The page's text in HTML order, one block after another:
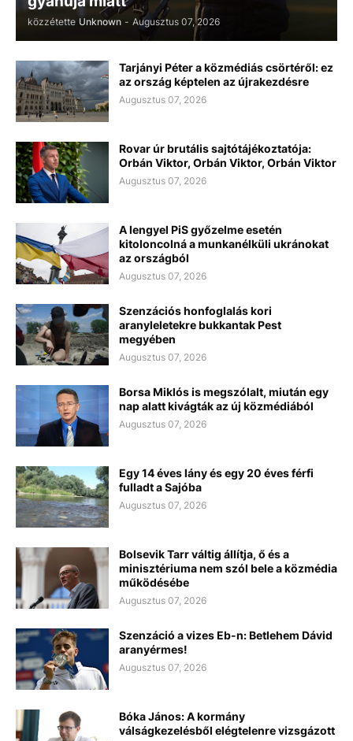
közzétette Unknown - Augusztus 07, 2026
Tarjányi Péter a közmédiás csörtéről: ez
az ország képtelen az újrakezdésre
Augusztus 07, 2026
Rovar úr brutális sajtótájékoztatója:
Orbán Viktor, Orbán Viktor, Orbán Viktor
Augusztus 07, 2026
A lengyel PiS győzelme esetén
kitoloncolná a munkanélküli ukránokat
az országból
Augusztus 07, 2026
Szenzációs honfoglalás kori
aranyleletekre bukkantak Pest
megyében
Augusztus 07, 2026
Borsa Miklós is megszólalt, miután egy
nap alatt kivágták az új közmédiából
Augusztus 07, 2026
Egy 14 éves lány és egy 20 éves férfi
fulladt a Sajóba
Augusztus 07, 2026
Bolsevik Tarr váltig állítja, ő és a
minisztériuma nem szól bele a közmédia
működésébe
Augusztus 07, 2026
Szenzáció a vizes Eb-n: Betlehem Dávid
aranyérmes!
Augusztus 07, 2026
Bóka János: A kormány
válságkezelésből elégtelenre vizsgázott